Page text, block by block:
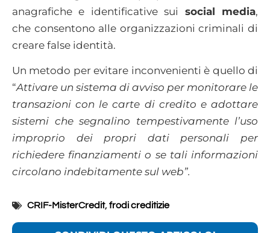
anagrafiche e identificative sui social media,
che consentono alle organizzazioni criminali di
creare false identità.
Un metodo per evitare inconvenienti è quello di
“Attivare un sistema di avviso per monitorare le
transazioni con le carte di credito e adottare
sistemi che segnalino tempestivamente l’uso
improprio dei propri dati personali per
richiedere finanziamenti o se tali informazioni
circolano indebitamente sul web”.
CRIF-MisterCredit,frodi creditizie